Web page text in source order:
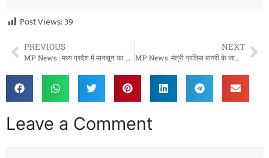
Post Views:39
PREVIOUS
MP News : मध्य प्रदेश में मानसून का असर तेज, 50 जिलों में बारिश का अलर्ट; बिजली गिरने और तेज बहाव से 4 की मौत
NEXT
MP News: मंत्री प्रतिमा बागरी के जाति प्रमाण-पत्र की होगी जांच, छानबीन समिति ने भेजा नोटिस
Leave a Comment